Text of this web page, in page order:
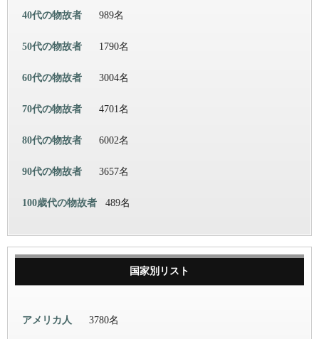
40代の物故者 989名
50代の物故者 1790名
60代の物故者 3004名
70代の物故者 4701名
80代の物故者 6002名
90代の物故者 3657名
100歳代の物故者 489名
国家別リスト
アメリカ人 3780名